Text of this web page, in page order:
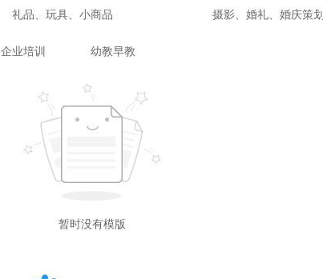
礼品、玩具、小商品 摄影、婚礼、婚庆策划
企业培训 幼教早教
暂时没有模版